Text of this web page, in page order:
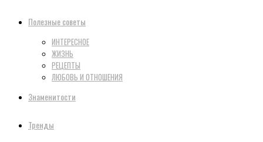
Полезные советы
ИНТЕРЕСНОЕ
ЖИЗНЬ
РЕЦЕПТЫ
ЛЮБОВЬ И ОТНОШЕНИЯ
Знаменитости
Тренды